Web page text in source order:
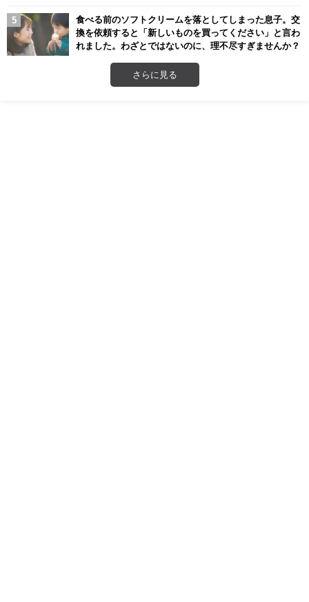
食べる前のソフトクリームを落としてしまった息子。交
換を依頼すると「新しいものを買ってください」と言わ
れました。わざとではないのに、理不尽すぎませんか？
さらに見る